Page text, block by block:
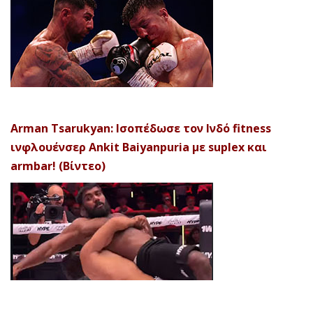
Arman Tsarukyan: Ισοπέδωσε τον Ινδό fitness
ινφλουένσερ Ankit Baiyanpuria με suplex και
armbar! (Βίντεο)